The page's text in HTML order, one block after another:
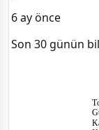
6 ay önce
Son 30 günün